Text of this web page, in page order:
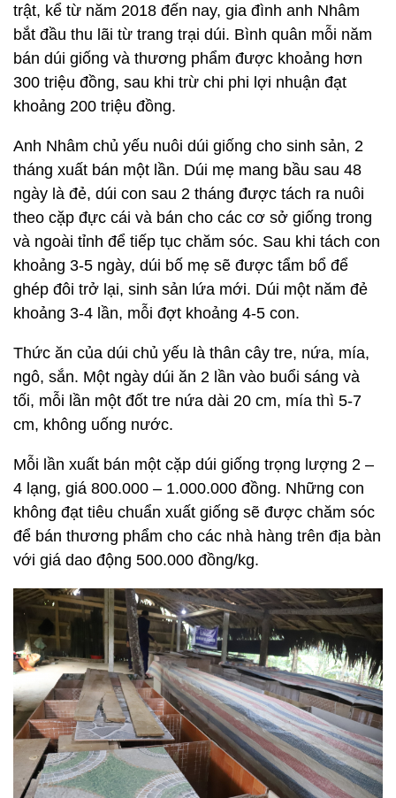
trật, kể từ năm 2018 đến nay, gia đình anh Nhâm
bắt đầu thu lãi từ trang trại dúi. Bình quân mỗi năm
bán dúi giống và thương phẩm được khoảng hơn
300 triệu đồng, sau khi trừ chi phi lợi nhuận đạt
khoảng 200 triệu đồng.
Anh Nhâm chủ yếu nuôi dúi giống cho sinh sản, 2
tháng xuất bán một lần. Dúi mẹ mang bầu sau 48
ngày là đẻ, dúi con sau 2 tháng được tách ra nuôi
theo cặp đực cái và bán cho các cơ sở giống trong
và ngoài tỉnh để tiếp tục chăm sóc. Sau khi tách con
khoảng 3-5 ngày, dúi bố mẹ sẽ được tẩm bổ để
ghép đôi trở lại, sinh sản lứa mới. Dúi một năm đẻ
khoảng 3-4 lần, mỗi đợt khoảng 4-5 con.
Thức ăn của dúi chủ yếu là thân cây tre, nứa, mía,
ngô, sắn. Một ngày dúi ăn 2 lần vào buổi sáng và
tối, mỗi lần một đốt tre nứa dài 20 cm, mía thì 5-7
cm, không uống nước.
Mỗi lần xuất bán một cặp dúi giống trọng lượng 2 –
4 lạng, giá 800.000 – 1.000.000 đồng. Những con
không đạt tiêu chuẩn xuất giống sẽ được chăm sóc
để bán thương phẩm cho các nhà hàng trên địa bàn
với giá dao động 500.000 đồng/kg.